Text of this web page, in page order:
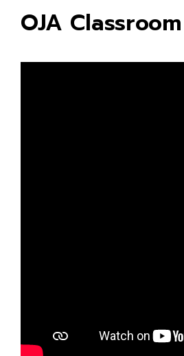
OJA Classroom